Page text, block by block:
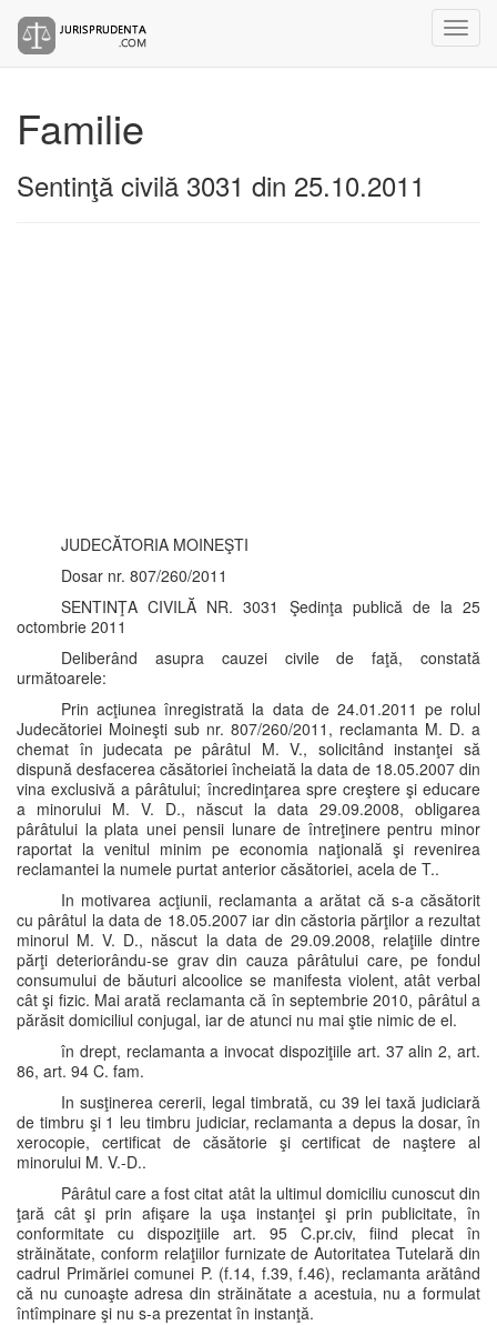
Familie
Sentinţă civilă 3031 din 25.10.2011
JUDECĂTORIA MOINEŞTI
Dosar nr. 807/260/2011
SENTINŢA CIVILĂ NR. 3031 Şedinţa publică de la 25
octombrie 2011
Deliberând asupra cauzei civile de faţă, constată
următoarele:
Prin acţiunea înregistrată la data de 24.01.2011 pe rolul
Judecătoriei Moineşti sub nr. 807/260/2011, reclamanta M. D. a
chemat în judecata pe pârâtul M. V., solicitând instanţei să
dispună desfacerea căsătoriei încheiată la data de 18.05.2007 din
vina exclusivă a pârâtului; încredinţarea spre creştere şi educare
a minorului M. V. D., născut la data 29.09.2008, obligarea
pârâtului la plata unei pensii lunare de întreţinere pentru minor
raportat la venitul minim pe economia naţională şi revenirea
reclamantei la numele purtat anterior căsătoriei, acela de T..
In motivarea acţiunii, reclamanta a arătat că s-a căsătorit
cu pârâtul la data de 18.05.2007 iar din căstoria părţilor a rezultat
minorul M. V. D., născut la data de 29.09.2008, relaţiile dintre
părţi deteriorându-se grav din cauza pârâtului care, pe fondul
consumului de băuturi alcoolice se manifesta violent, atât verbal
cât şi fizic. Mai arată reclamanta că în septembrie 2010, pârâtul a
părăsit domiciliul conjugal, iar de atunci nu mai ştie nimic de el.
în drept, reclamanta a invocat dispoziţiile art. 37 alin 2, art.
86, art. 94 C. fam.
In susţinerea cererii, legal timbrată, cu 39 lei taxă judiciară
de timbru şi 1 leu timbru judiciar, reclamanta a depus la dosar, în
xerocopie, certificat de căsătorie şi certificat de naştere al
minorului M. V.-D..
Pârâtul care a fost citat atât la ultimul domiciliu cunoscut din
ţară cât şi prin afişare la uşa instanţei şi prin publicitate, în
conformitate cu dispoziţiile art. 95 C.pr.civ, fiind plecat în
străinătate, conform relaţiilor furnizate de Autoritatea Tutelară din
cadrul Primăriei comunei P. (f.14, f.39, f.46), reclamanta arătând
că nu cunoaşte adresa din străinătate a acestuia, nu a formulat
întîmpinare şi nu s-a prezentat în instanţă.